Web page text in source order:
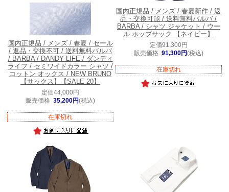
国内正規品 / メンズ / 春夏 / セール
/ 返品・交換不可 / 送料無料バルバ
/ BARBA / DANDY LIFE / ダンディ
ライフ / セミワイドカラー シャツ /
コットン オックス / NEW BRUNO
【サックス】【SALE 20】
定価44,000円
販売価格 35,200円(税込)
在庫切れ
国内正規品 / メンズ / 春夏新作 / 返
品・交換可能 / 送料無料バルバ /
BARBA / シャツ ジャケット / ウー
ル ホップサック 【ネイビー】
定価91,300円
販売価格 91,300円(税込)
在庫切れ